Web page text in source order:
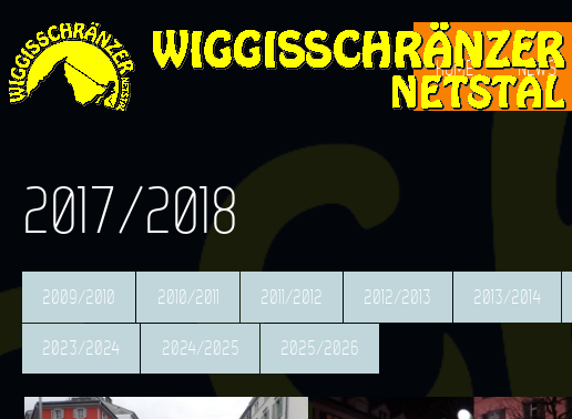
HOME NEWS
2017/2018
2009/2010 2010/2011 2011/2012 2012/2013 2013/2014
2023/2024
2024/2025 2025/2026